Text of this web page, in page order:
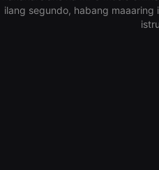
ilang segundo, habang